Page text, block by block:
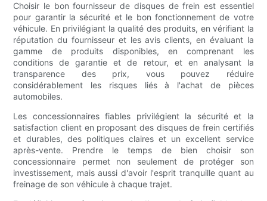
Choisir le bon fournisseur de disques de frein est essentiel
pour garantir la sécurité et le bon fonctionnement de votre
véhicule. En privilégiant la qualité des produits, en vérifiant la
réputation du fournisseur et les avis clients, en évaluant la
gamme de produits disponibles, en comprenant les
conditions de garantie et de retour, et en analysant la
transparence des prix, vous pouvez réduire
considérablement les risques liés à l'achat de pièces
automobiles.
Les concessionnaires fiables privilégient la sécurité et la
satisfaction client en proposant des disques de frein certifiés
et durables, des politiques claires et un excellent service
après-vente. Prendre le temps de bien choisir son
concessionnaire permet non seulement de protéger son
investissement, mais aussi d'avoir l'esprit tranquille quant au
freinage de son véhicule à chaque trajet.